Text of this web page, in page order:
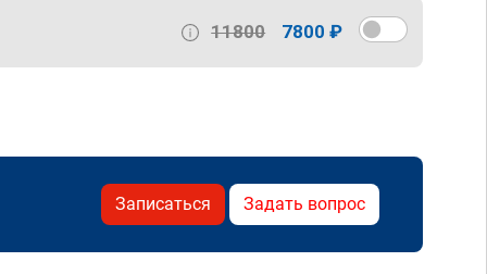
11800 7800 ₽
Записаться Задать вопрос